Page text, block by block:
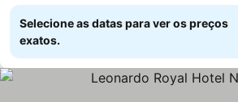
Selecione as datas para ver os preços
exatos.